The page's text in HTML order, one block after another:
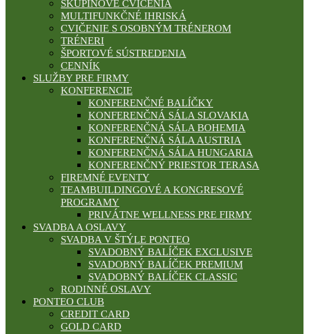
SKUPINOVÉ CVIČENIA
MULTIFUNKČNÉ IHRISKÁ
CVIČENIE S OSOBNÝM TRÉNEROM
TRÉNERI
ŠPORTOVÉ SÚSTREDENIA
CENNÍK
SLUŽBY PRE FIRMY
KONFERENCIE
KONFERENČNÉ BALÍČKY
KONFERENČNÁ SÁLA SLOVAKIA
KONFERENČNÁ SÁLA BOHEMIA
KONFERENČNÁ SÁLA AUSTRIA
KONFERENČNÁ SÁLA HUNGARIA
KONFERENČNÝ PRIESTOR TERASA
FIREMNÉ EVENTY
TEAMBUILDINGOVÉ A KONGRESOVÉ
PROGRAMY
PRIVÁTNE WELLNESS PRE FIRMY
SVADBA A OSLAVY
SVADBA V ŠTÝLE PONTEO
SVADOBNÝ BALÍČEK EXCLUSIVE
SVADOBNÝ BALÍČEK PREMIUM
SVADOBNÝ BALÍČEK CLASSIC
RODINNÉ OSLAVY
PONTEO CLUB
CREDIT CARD
GOLD CARD